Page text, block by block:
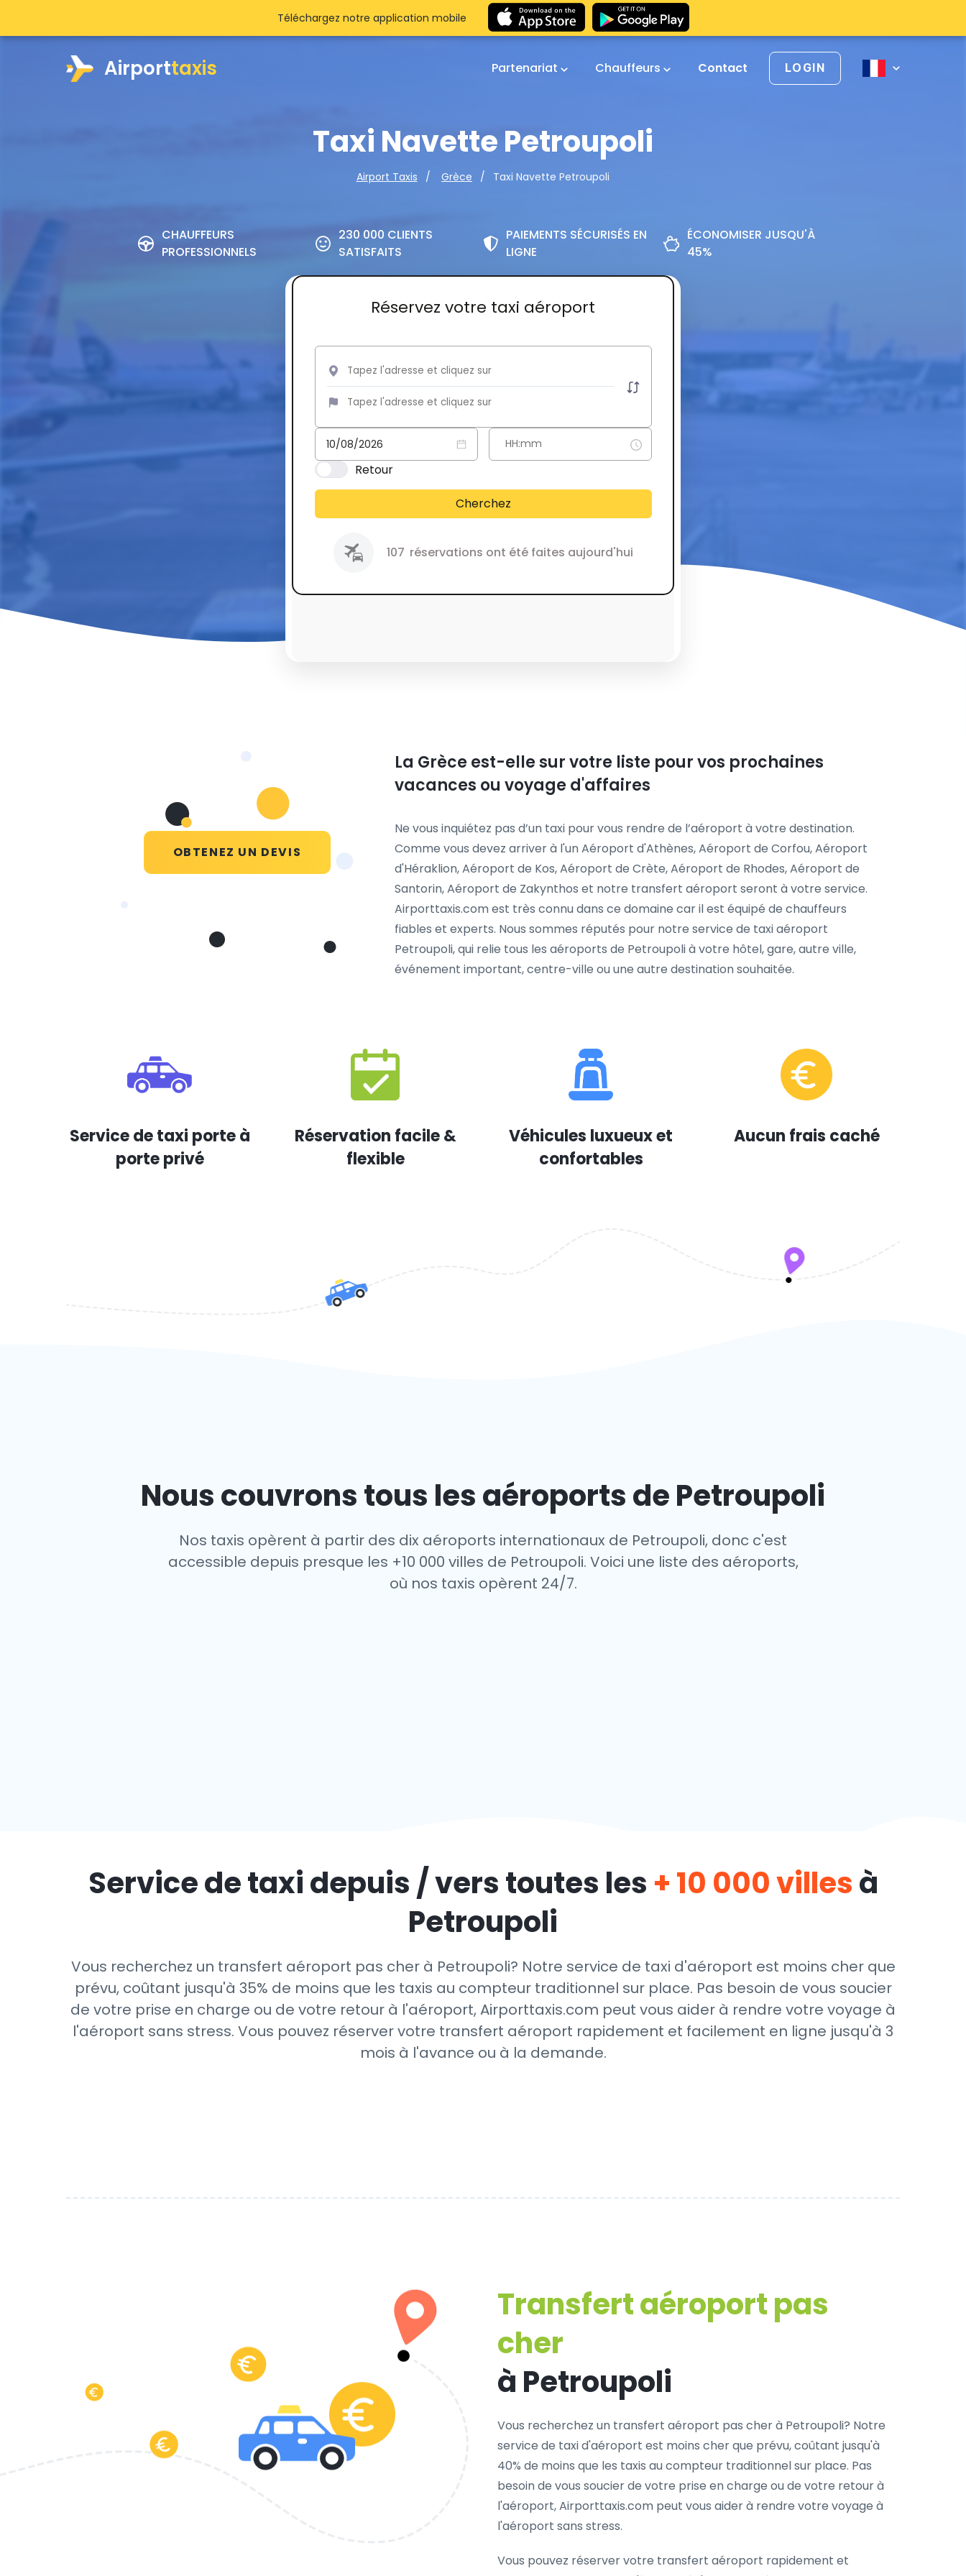
Airporttaxis Partenariat Chauffeurs Contact LOGIN
Taxi Navette Petroupoli
Airport Taxis Grèce Taxi Navette Petroupoli
CHAUFFEURS
PROFESSIONNELS
230 000 CLIENTS
SATISFAITS
PAIEMENTS SÉCURISÉS EN
LIGNE
ÉCONOMISER JUSQU'À
45%
Réservez votre taxi aéroport
Retour
Cherchez
107 réservations ont été faites aujourd'hui
Téléchargez notre application mobile
OBTENEZ UN DEVIS
La Grèce est-elle sur votre liste pour vos prochaines
vacances ou voyage d'affaires
Ne vous inquiétez pas d’un taxi pour vous rendre de l’aéroport à votre destination.
Comme vous devez arriver à l'un Aéroport d'Athènes, Aéroport de Corfou, Aéroport
d'Héraklion, Aéroport de Kos, Aéroport de Crète, Aéroport de Rhodes, Aéroport de
Santorin, Aéroport de Zakynthos et notre transfert aéroport seront à votre service.
Airporttaxis.com est très connu dans ce domaine car il est équipé de chauffeurs
fiables et experts. Nous sommes réputés pour notre service de taxi aéroport
Petroupoli, qui relie tous les aéroports de Petroupoli à votre hôtel, gare, autre ville,
événement important, centre-ville ou une autre destination souhaitée.
Service de taxi porte à
porte privé
Réservation facile &
flexible
Véhicules luxueux et
confortables
Aucun frais caché
Nous couvrons tous les aéroports de Petroupoli
Nos taxis opèrent à partir des dix aéroports internationaux de Petroupoli, donc c'est
accessible depuis presque les +10 000 villes de Petroupoli. Voici une liste des aéroports,
où nos taxis opèrent 24/7.
Service de taxi depuis / vers toutes les + 10 000 villesà
Petroupoli
Vous recherchez un transfert aéroport pas cher à Petroupoli? Notre service de taxi d'aéroport est moins cher que
prévu, coûtant jusqu'à 35% de moins que les taxis au compteur traditionnel sur place. Pas besoin de vous soucier
de votre prise en charge ou de votre retour à l'aéroport, Airporttaxis.com peut vous aider à rendre votre voyage à
l'aéroport sans stress. Vous pouvez réserver votre transfert aéroport rapidement et facilement en ligne jusqu'à 3
mois à l'avance ou à la demande.
Transfert aéroport pas
cher
à Petroupoli
Vous recherchez un transfert aéroport pas cher à Petroupoli? Notre
service de taxi d'aéroport est moins cher que prévu, coûtant jusqu'à
40% de moins que les taxis au compteur traditionnel sur place. Pas
besoin de vous soucier de votre prise en charge ou de votre retour à
l'aéroport, Airporttaxis.com peut vous aider à rendre votre voyage à
l'aéroport sans stress.
Vous pouvez réserver votre transfert aéroport rapidement et